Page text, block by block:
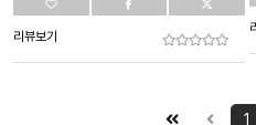
리뷰보기
1